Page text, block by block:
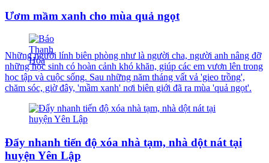
Ươm mầm xanh cho mùa quả ngọt
Những người lính biên phòng như là người cha, người anh nâng đỡ
những học sinh có hoàn cảnh khó khăn, giúp các em vươn lên trong
học tập và cuộc sống. Sau những năm tháng vất vả 'gieo trồng',
chăm sóc, giờ đây, 'mầm xanh' nơi biên giới đã ra mùa 'quả ngọt'.
Đẩy nhanh tiến độ xóa nhà tạm, nhà dột nát tại
huyện Yên Lập